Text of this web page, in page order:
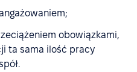
obowiązkami,
ta sama ilość pracy